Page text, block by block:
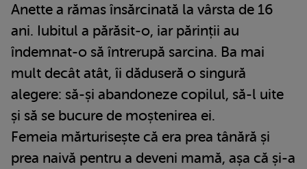
Anette a rămas însărcinată la vârsta de 16
ani. Iubitul a părăsit-o, iar părinții au
îndemnat-o să întrerupă sarcina. Ba mai
mult decât atât, îi dăduseră o singură
alegere: să-și abandoneze copilul, să-l uite
și să se bucure de moștenirea ei.
Femeia mărturisește că era prea tânără și
prea naivă pentru a deveni mamă, așa că și-a